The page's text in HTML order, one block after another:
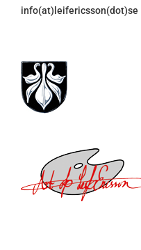
info(at)leifericsson(dot)se